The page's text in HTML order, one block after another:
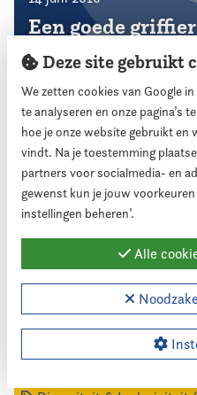
Een goede
raad
Thema's
Accountant (13)
Agressie, bedreiging &
Bijeenkomsten (52)
Commissieleden (17)
Deze site gebruikt
We zetten cookies van Google
te analyseren en onze pagina’s
hoe je onze website gebruikt en
vindt. Na je toestemming
partners voor socialmedia- en
gewenst kun je jouw
instellingen beheren’.
Alle